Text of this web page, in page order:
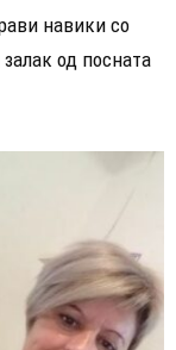
навики со
од посната